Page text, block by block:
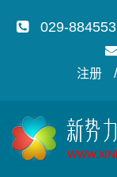
029-
注册